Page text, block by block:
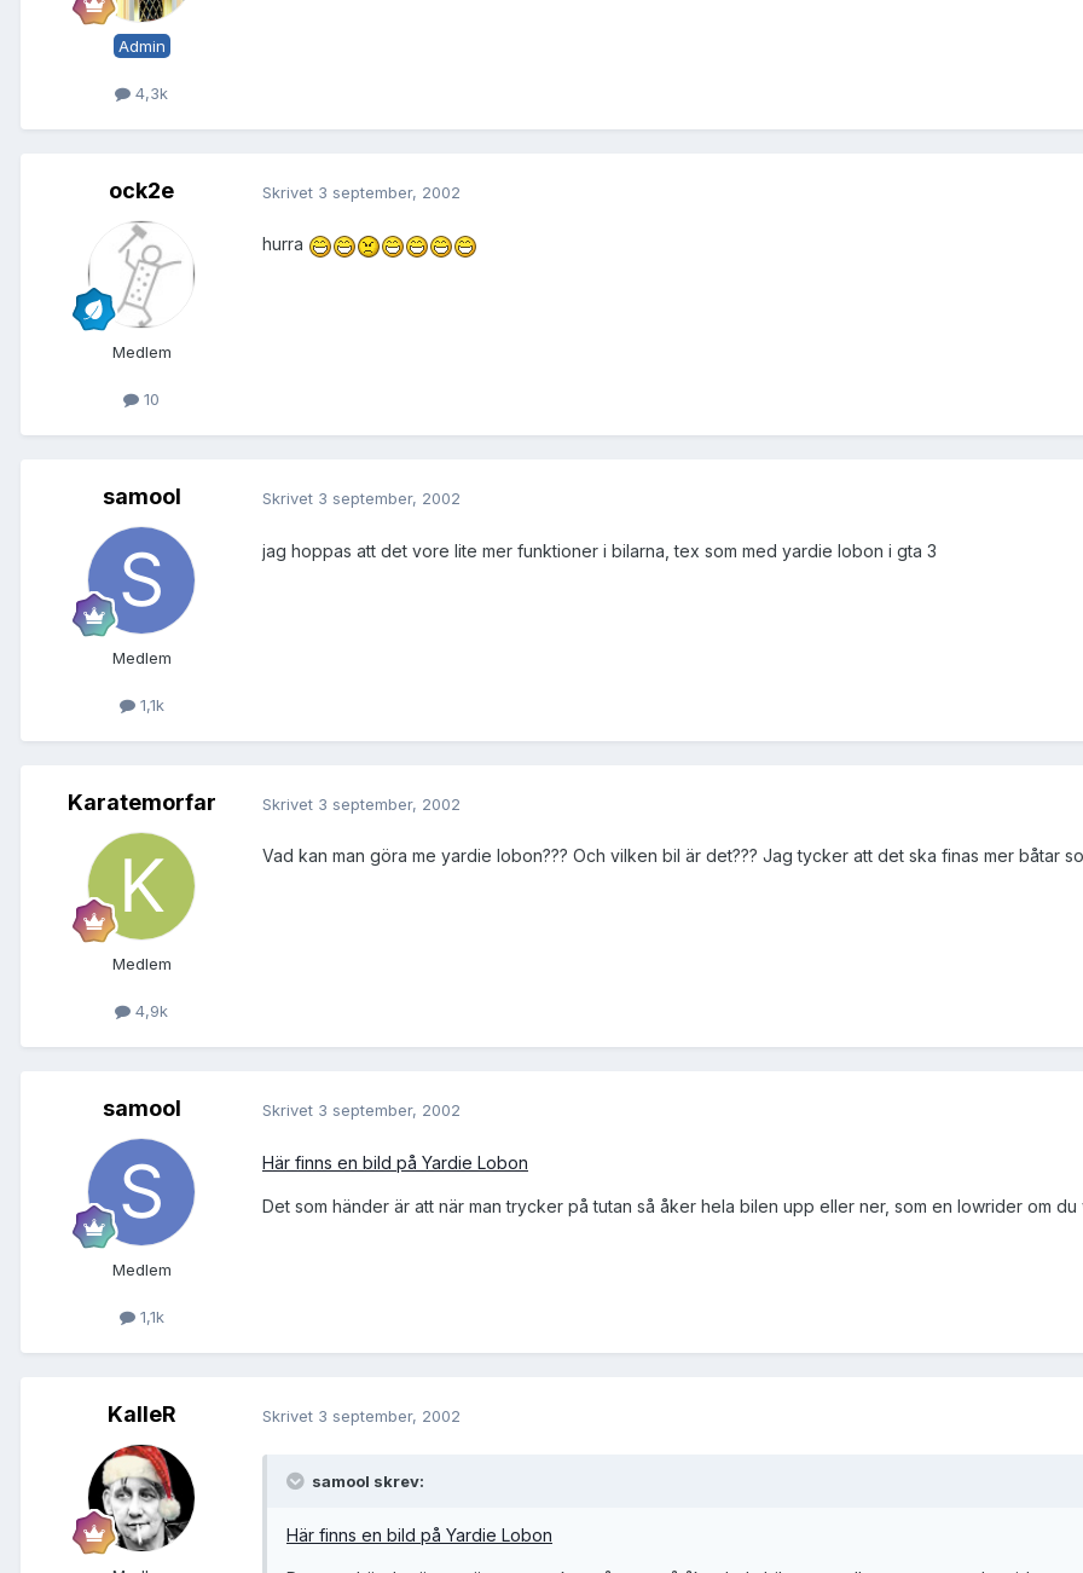
Admin
4,3k
ock2e
Medlem
10
Skrivet 3 september, 2002
hurra
samool
Medlem
1,1k
Skrivet 3 september, 2002
jag hoppas att det vore lite mer funktioner i bilarna, tex som med yardie lobon i gta 3
Karatemorfar
Medlem
4,9k
Skrivet 3 september, 2002
Vad kan man göra me yardie lobon??? Och vilken bil är det??? Jag tycker att det ska finas mer båtar
samool
Medlem
1,1k
Skrivet 3 september, 2002
Här finns en bild på Yardie Lobon
Det som händer är att när man trycker på tutan så åker hela bilen upp eller ner, som en lowrider om
KalleR Skrivet 3 september, 2002
samool skrev:
Här finns en bild på Yardie Lobon